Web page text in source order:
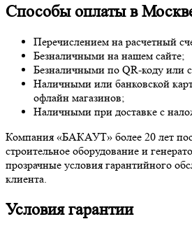
Способы оплаты в
Перечислением на расчетный
Безналичными на нашем сайте;
Безналичными по QR-коду или
Наличными или банковской
офлайн магазинов;
Наличными при доставке с
Компания «БАКАУТ» более 20 лет
строительное оборудование и
прозрачные условия гарантийного
клиента.
Условия гарантии